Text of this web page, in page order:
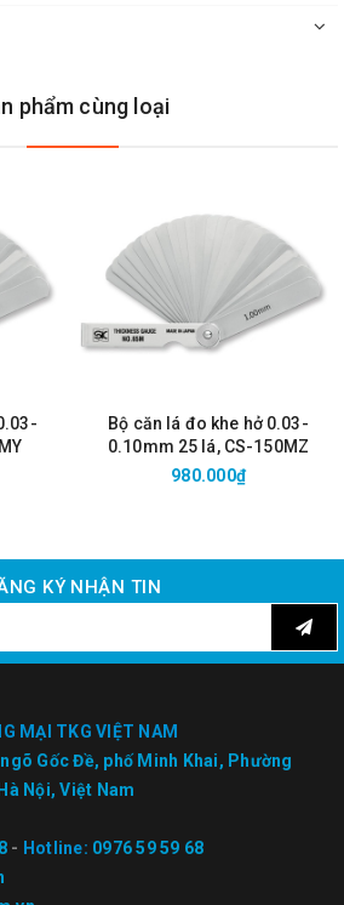
phẩm cùng loại
Bộ căn lá đo khe hở 0.03-
0.10mm 25 lá, CS-150MZ
980.000₫
KÝ NHẬN TIN
MẠI TKG VIỆT NAM
Gốc Đề, phố Minh Khai, Phường
Nội, Việt Nam
- Hotline: 0976 59 59 68